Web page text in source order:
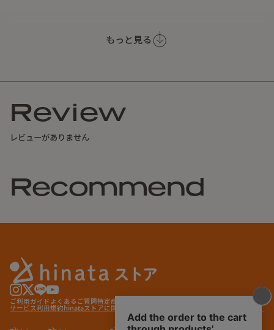
もっと見る
Review
レビューがありません
Recommend
ご利用ガイド よくあるご質問特定商取引法に基づく表記
サービス利用規約hinataストアに関する特約